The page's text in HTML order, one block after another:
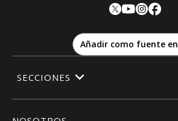
Añadir como fuente en
SECCIONES